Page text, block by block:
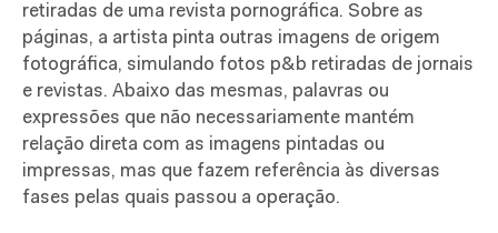
retiradas de uma revista pornográfica. Sobre as
páginas, a artista pinta outras imagens de origem
fotográfica, simulando fotos p&b retiradas de jornais
e revistas. Abaixo das mesmas, palavras ou
expressões que não necessariamente mantém
relação direta com as imagens pintadas ou
impressas, mas que fazem referência às diversas
fases pelas quais passou a operação.